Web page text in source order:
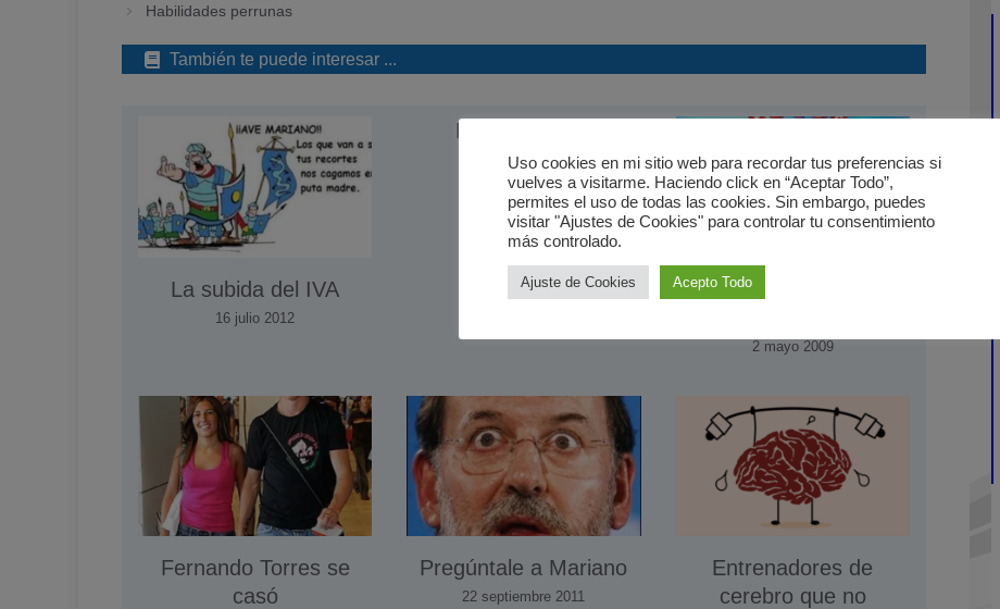
Habilidades perrunas
También te puede interesar ...
La subida del IVA
16 julio 2012
Pensamientos
filosóficos
10 marzo 2008
Recopilación de
2 mayo 2009
Fernando Torres se
casó
Pregúntale a Mariano
22 septiembre 2011
Entrenadores de
cerebro que no
Uso cookies en mi sitio web para recordar tus preferencias si
vuelves a visitarme. Haciendo click en “Aceptar Todo”,
permites el uso de todas las cookies. Sin embargo, puedes
visitar "Ajustes de Cookies" para controlar tu consentimiento
más controlado.
Ajuste de Cookies Acepto Todo